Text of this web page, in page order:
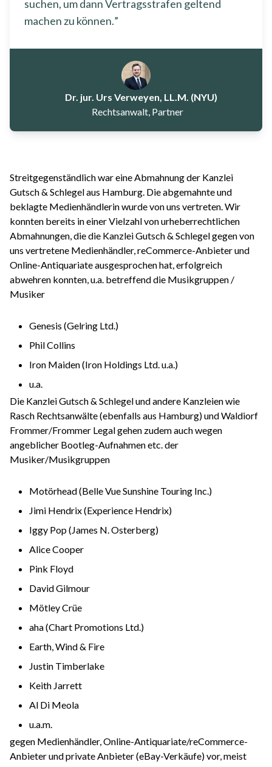
suchen, um dann Vertragsstrafen geltend
machen zu können.
Dr. jur. Urs Verweyen, LL.M. (NYU)
Rechtsanwalt, Partner
Streitgegenständlich war eine Abmahnung der Kanzlei
Gutsch & Schlegel aus Hamburg. Die abgemahnte und
beklagte Medienhändlerin wurde von uns vertreten. Wir
konnten bereits in einer Vielzahl von urheberrechtlichen
Abmahnungen, die die Kanzlei Gutsch & Schlegel gegen von
uns vertretene Medienhändler, reCommerce-Anbieter und
Online-Antiquariate ausgesprochen hat, erfolgreich
abwehren konnten, u.a. betreffend die Musikgruppen /
Musiker
Genesis (Gelring Ltd.)
Phil Collins
Iron Maiden (Iron Holdings Ltd. u.a.)
u.a.
Die Kanzlei Gutsch & Schlegel und andere Kanzleien wie
Rasch Rechtsanwälte (ebenfalls aus Hamburg) und Waldiorf
Frommer/Frommer Legal gehen zudem auch wegen
angeblicher Bootleg-Aufnahmen etc. der
Musiker/Musikgruppen
Motörhead (Belle Vue Sunshine Touring Inc.)
Jimi Hendrix (Experience Hendrix)
Iggy Pop (James N. Osterberg)
Alice Cooper
Pink Floyd
David Gilmour
Mötley Crüe
aha (Chart Promotions Ltd.)
Earth, Wind & Fire
Justin Timberlake
Keith Jarrett
Al Di Meola
u.a.m.
gegen Medienhändler, Online-Antiquariate/reCommerce-
Anbieter und private Anbieter (eBay-Verkäufe) vor, meist